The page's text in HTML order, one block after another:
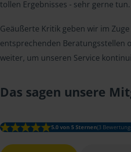
tollen Ergebnisses - sehr gerne tun.
Geäußerte Kritik geben wir im
entsprechenden Beratungsstellen
weiter, um unseren Service
Das sagen unsere
5.0 von 5 Sternen(3